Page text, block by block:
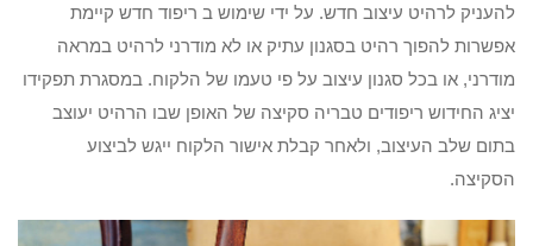
להעניק לרהיט עיצוב חדש. על ידי שימוש ב ריפוד חדש קיימת
אפשרות להפוך רהיט בסגנון עתיק או לא מודרני לרהיט במראה
מודרני, או בכל סגנון עיצוב על פי טעמו של הלקוח. במסגרת תפקידו
יציג החידוש ריפודים טבריה סקיצה של האופן שבו הרהיט יעוצב
בתום שלב העיצוב, ולאחר קבלת אישור הלקוח ייגש לביצוע
הסקיצה.